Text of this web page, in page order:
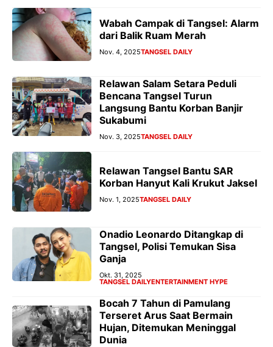
Wabah Campak di Tangsel: Alarm
dari Balik Ruam Merah
Nov. 4, 2025TANGSEL DAILY
Relawan Salam Setara Peduli
Bencana Tangsel Turun
Langsung Bantu Korban Banjir
Sukabumi
Nov. 3, 2025TANGSEL DAILY
Relawan Tangsel Bantu SAR
Korban Hanyut Kali Krukut Jaksel
Nov. 1, 2025TANGSEL DAILY
Onadio Leonardo Ditangkap di
Tangsel, Polisi Temukan Sisa
Ganja
Okt. 31, 2025
TANGSEL DAILYENTERTAINMENT HYPE
Bocah 7 Tahun di Pamulang
Terseret Arus Saat Bermain
Hujan, Ditemukan Meninggal
Dunia